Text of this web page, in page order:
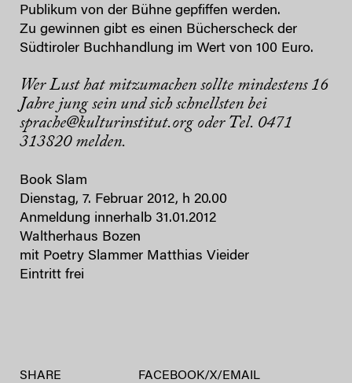
Publikum von der Bühne gepfiffen werden.
Zu gewinnen gibt es einen Bücherscheck der
Südtiroler Buchhandlung im Wert von 100 Euro.
Wer Lust hat mitzumachen sollte mindestens 16
Jahre jung sein und sich schnellsten bei
sprache@kulturinstitut.org oder Tel. 0471
313820 melden.
Book Slam
Dienstag, 7. Februar 2012, h 20.00
Anmeldung innerhalb 31.01.2012
Waltherhaus Bozen
mit Poetry Slammer Matthias Vieider
Eintritt frei
SHARE FACEBOOK/X/ EMAIL